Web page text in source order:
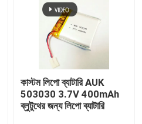
কাস্টম লিপো ব্যাটারি AUK
503030 3.7V 400mAh
ব্লুটুথের জন্য লিপো ব্যাটারি